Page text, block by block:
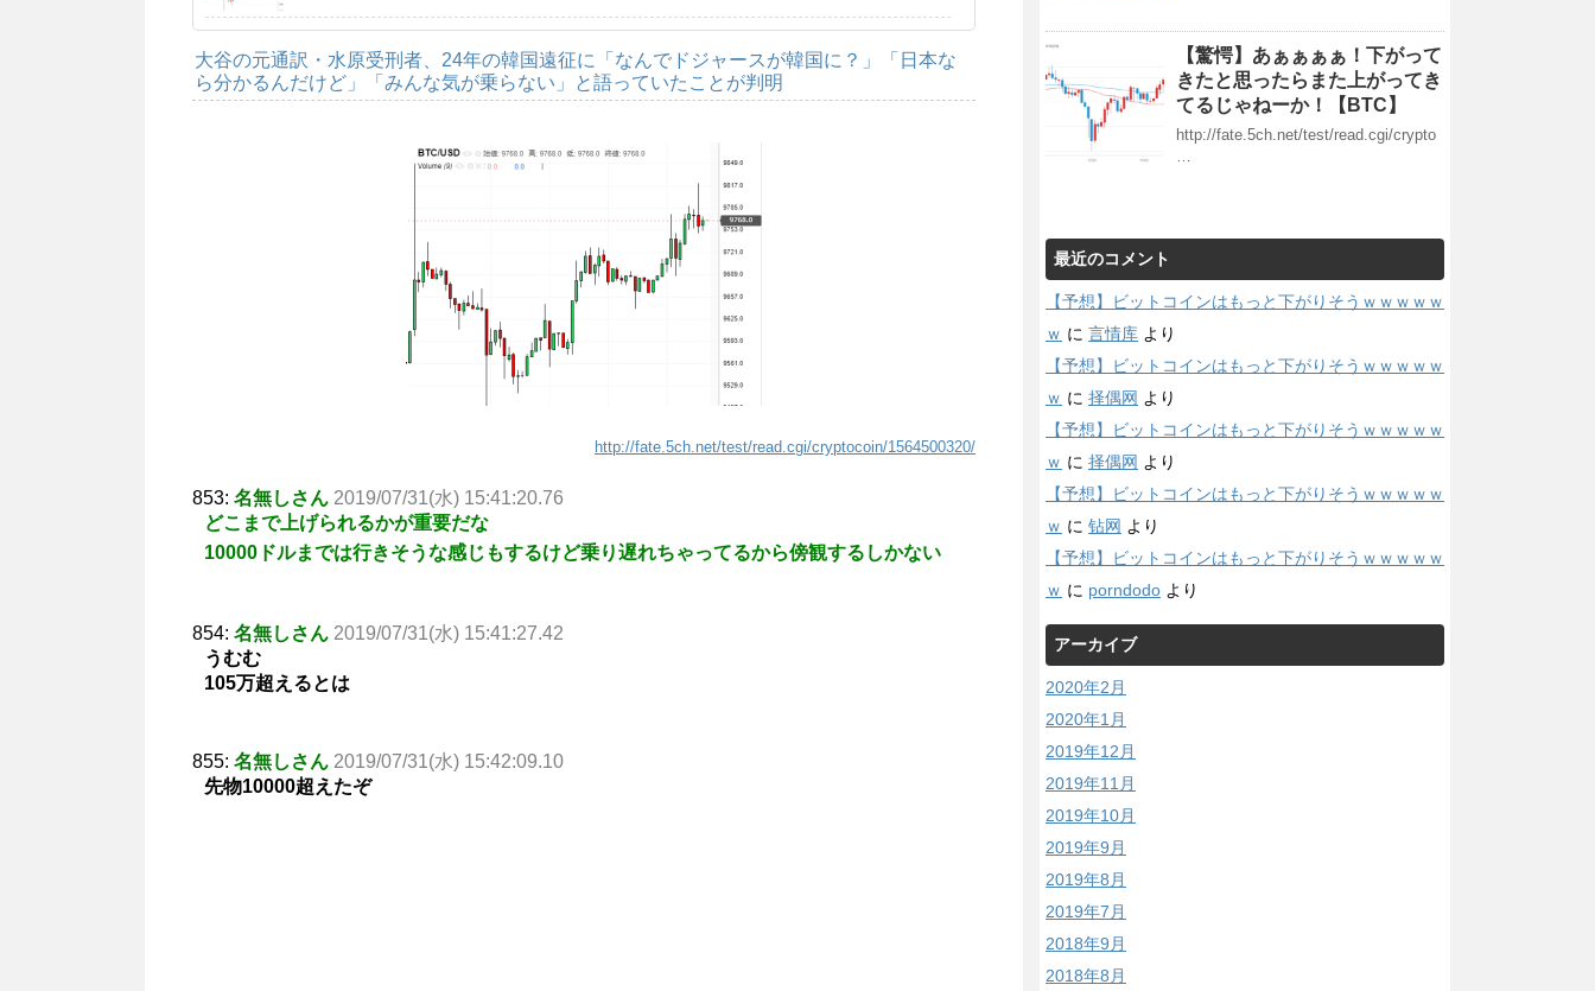
大谷の元通訳・水原受刑者、24年の韓国遠征に「なんでドジャースが韓国に？」「日本な
ら分かるんだけど」「みんな気が乗らない」と語っていたことが判明
http://fate.5ch.net/test/read.cgi/cryptocoin/1564500320/
853: 名無しさん 2019/07/31(水) 15:41:20.76
どこまで上げられるかが重要だな
10000ドルまでは行きそうな感じもするけど乗り遅れちゃってるから傍観するしかない
854: 名無しさん 2019/07/31(水) 15:41:27.42
うむむ
105万超えるとは
855: 名無しさん 2019/07/31(水) 15:42:09.10
先物10000超えたぞ
【驚愕】あぁぁぁぁ！下がって
きたと思ったらまた上がってき
てるじゃねーか！【BTC】
http://fate.5ch.net/test/read.cgi/crypto
…
最近のコメント
【予想】ビットコインはもっと下がりそうｗｗｗｗｗ
ｗ に 言情库 より
【予想】ビットコインはもっと下がりそうｗｗｗｗｗ
ｗ に 择偶网 より
【予想】ビットコインはもっと下がりそうｗｗｗｗｗ
ｗ に 择偶网 より
【予想】ビットコインはもっと下がりそうｗｗｗｗｗ
ｗ に 钻网 より
【予想】ビットコインはもっと下がりそうｗｗｗｗｗ
ｗ に porndodo より
アーカイブ
2020年2月
2020年1月
2019年12月
2019年11月
2019年10月
2019年9月
2019年8月
2019年7月
2018年9月
2018年8月